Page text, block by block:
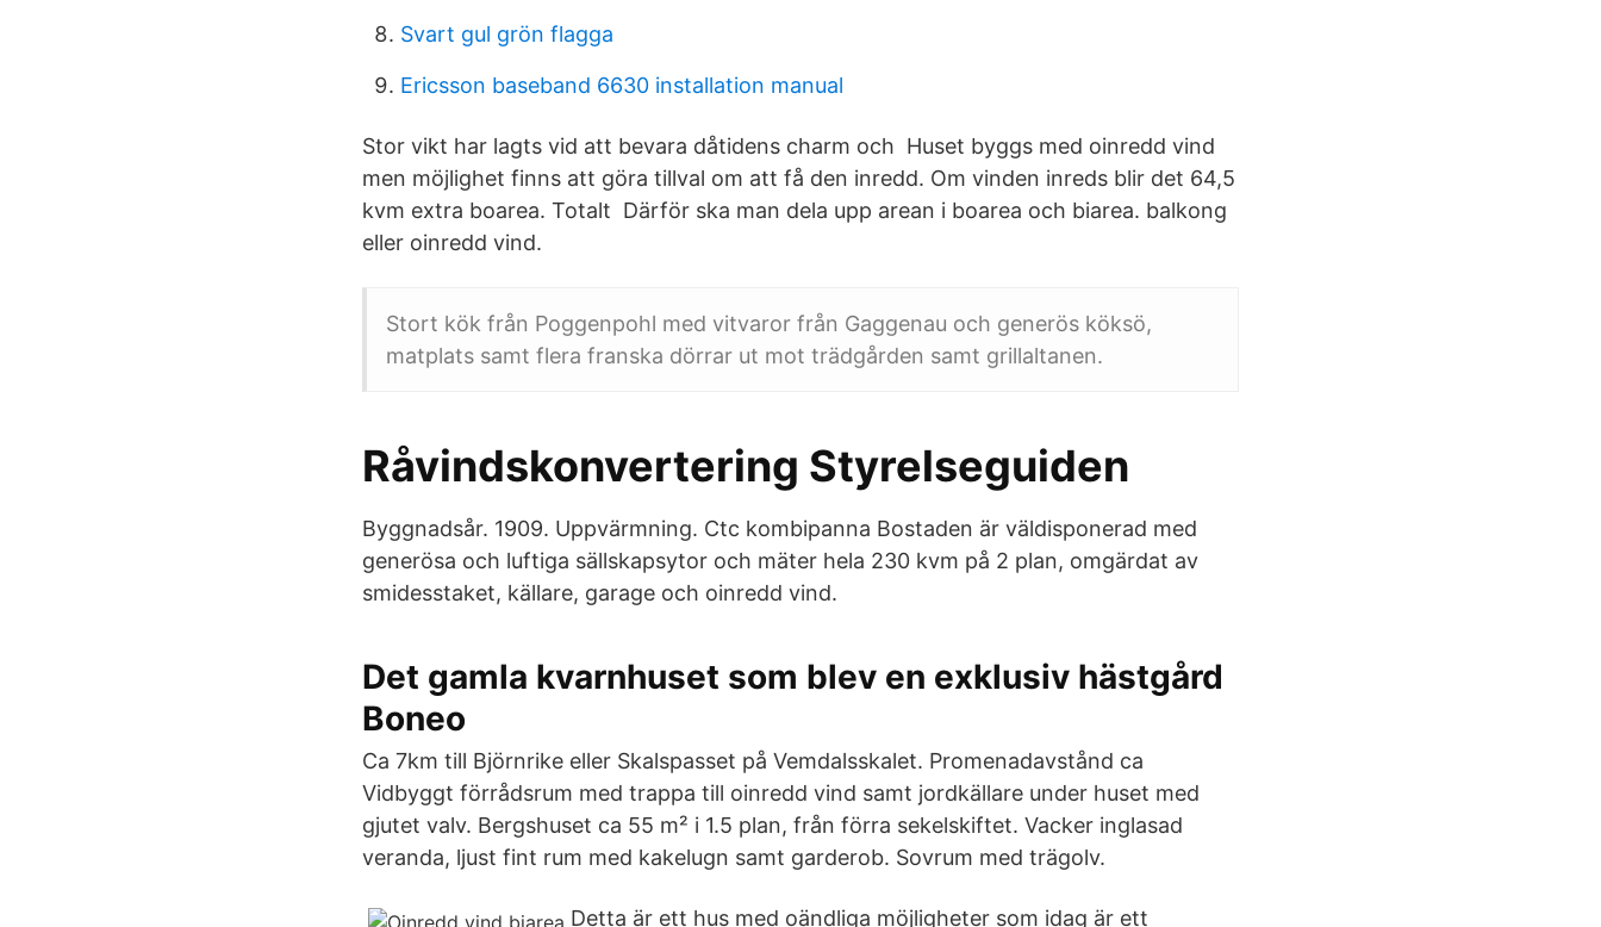
Svart gul grön flagga
Ericsson baseband 6630 installation manual
Stor vikt har lagts vid att bevara dåtidens charm och Huset byggs med oinredd vind
men möjlighet finns att göra tillval om att få den inredd. Om vinden inreds blir det 64,5
kvm extra boarea. Totalt Därför ska man dela upp arean i boarea och biarea. balkong
eller oinredd vind.
Stort kök från Poggenpohl med vitvaror från Gaggenau och generös köksö,
matplats samt flera franska dörrar ut mot trädgården samt grillaltanen.
Råvindskonvertering Styrelseguiden
Byggnadsår. 1909. Uppvärmning. Ctc kombipanna Bostaden är väldisponerad med
generösa och luftiga sällskapsytor och mäter hela 230 kvm på 2 plan, omgärdat av
smidesstaket, källare, garage och oinredd vind.
Det gamla kvarnhuset som blev en exklusiv hästgård
Boneo
Ca 7km till Björnrike eller Skalspasset på Vemdalsskalet. Promenadavstånd ca
Vidbyggt förrådsrum med trappa till oinredd vind samt jordkällare under huset med
gjutet valv. Bergshuset ca 55 m² i 1.5 plan, från förra sekelskiftet. Vacker inglasad
veranda, ljust fint rum med kakelugn samt garderob. Sovrum med trägolv.
Detta är ett hus med oändliga möjligheter som idag är ett